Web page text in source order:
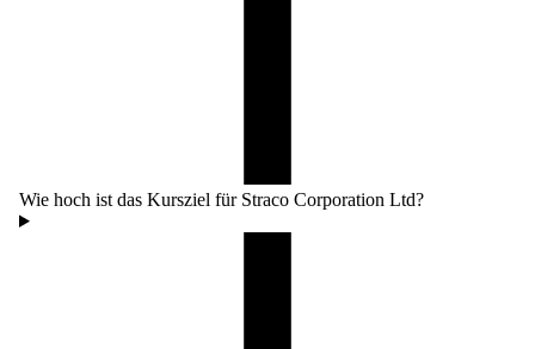
Wie hoch ist das Kursziel für Straco Corporation Ltd?